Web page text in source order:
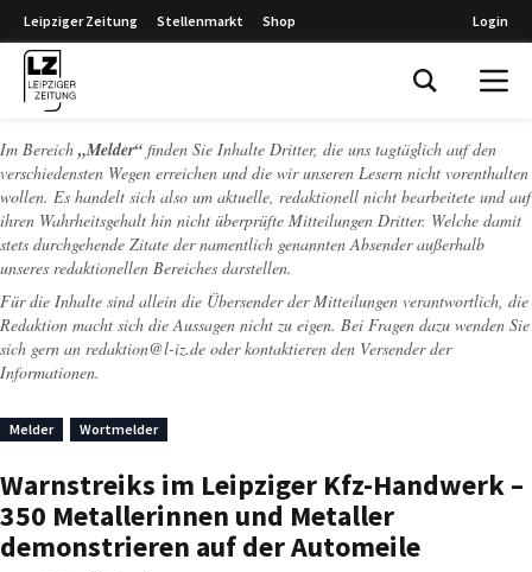
Leipziger Zeitung Stellenmarkt Shop Login
Im Bereich „Melder“ finden Sie Inhalte Dritter, die uns tagtäglich auf den
verschiedensten Wegen erreichen und die wir unseren Lesern nicht vorenthalten
wollen. Es handelt sich also um aktuelle, redaktionell nicht bearbeitete und auf
ihren Wahrheitsgehalt hin nicht überprüfte Mitteilungen Dritter. Welche damit
stets durchgehende Zitate der namentlich genannten Absender außerhalb
unseres redaktionellen Bereiches darstellen.
Für die Inhalte sind allein die Übersender der Mitteilungen verantwortlich, die
Redaktion macht sich die Aussagen nicht zu eigen. Bei Fragen dazu wenden Sie
sich gern an redaktion@l-iz.de oder kontaktieren den Versender der
Informationen.
Melder Wortmelder
Warnstreiks im Leipziger Kfz-Handwerk –
350 Metallerinnen und Metaller
demonstrieren auf der Automeile